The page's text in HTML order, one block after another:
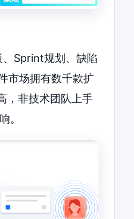
Sprint规划、缺陷
市场拥有数千款扩
，非技术团队上手
。